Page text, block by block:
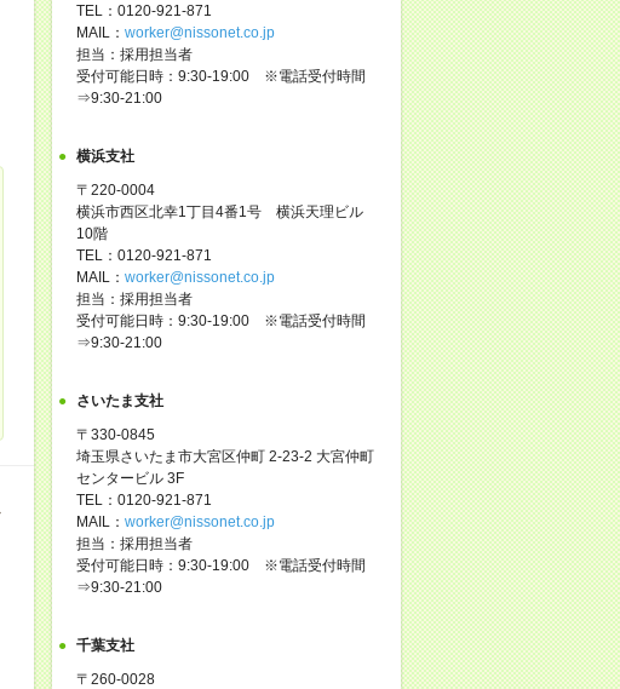
TEL：0120-921-871
MAIL： worker@nissonet.co.jp
担当：採用担当者
受付可能日時：9:30-19:00 ※電話受付時間
⇒9:30-21:00
横浜支社
〒220-0004
横浜市西区北幸1丁目4番1号 横浜天理ビル
10階
TEL：0120-921-871
MAIL： worker@nissonet.co.jp
担当：採用担当者
受付可能日時：9:30-19:00 ※電話受付時間
⇒9:30-21:00
さいたま支社
〒330-0845
埼玉県さいたま市大宮区仲町 2-23-2 大宮仲町
センタービル 3F
TEL：0120-921-871
MAIL： worker@nissonet.co.jp
担当：採用担当者
受付可能日時：9:30-19:00 ※電話受付時間
⇒9:30-21:00
千葉支社
〒260-0028